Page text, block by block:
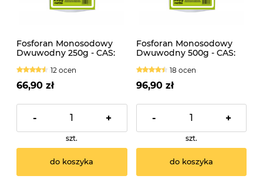
Fosforan Monosodowy
Dwuwodny 250g - CAS:
12 ocen
66,90 zł
- +
szt.
do koszyka
Fosforan Monosodowy
Dwuwodny 500g - CAS:
18 ocen
96,90 zł
- +
szt.
do koszyka